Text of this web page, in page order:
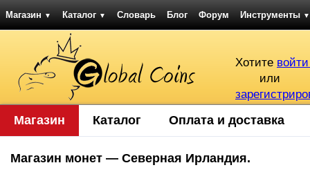
Магазин ▼ Каталог ▼ Словарь Блог Форум Инструменты ▼
Хотите
или
Магазин Каталог Оплата и доставка
Магазин монет — Северная Ирландия.